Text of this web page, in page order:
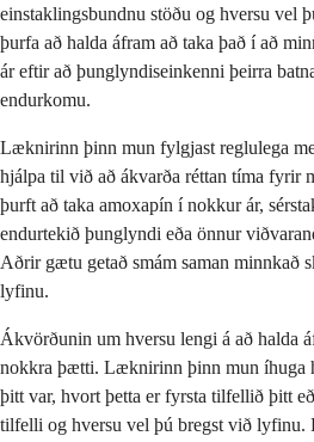
einstaklingsbundnu stöðu og hversu vel
þurfa að halda áfram að taka það í að
ár eftir að þunglyndiseinkenni þeirra
endurkomu.
Læknirinn þinn mun fylgjast reglulega
hjálpa til við að ákvarða réttan tíma fyrir
þurft að taka amoxapín í nokkur ár,
endurtekið þunglyndi eða önnur
Aðrir gætu getað smám saman minnkað
lyfinu.
Ákvörðunin um hversu lengi á að halda
nokkra þætti. Læknirinn þinn mun íhuga
þitt var, hvort þetta er fyrsta tilfellið þitt
tilfelli og hversu vel þú bregst við lyfinu.